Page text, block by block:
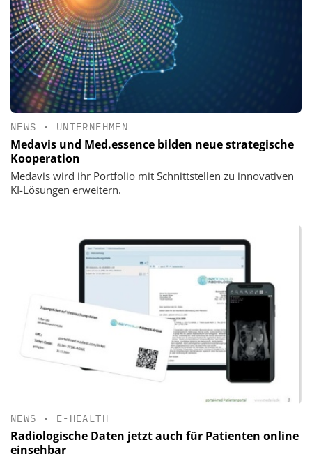
NEWS • UNTERNEHMEN
Medavis und Med.essence bilden neue strategische
Kooperation
Medavis wird ihr Portfolio mit Schnittstellen zu innovativen
KI-Lösungen erweitern.
NEWS • E-HEALTH
Radiologische Daten jetzt auch für Patienten online
einsehbar